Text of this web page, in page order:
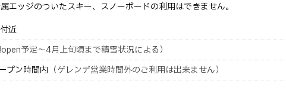
エッジのついたスキー、スノーボードの利用はできません。
近
open予定～4月上旬頃まで積雪状況による）
プン時間内 （ゲレンデ営業時間外のご利用は出来ません）